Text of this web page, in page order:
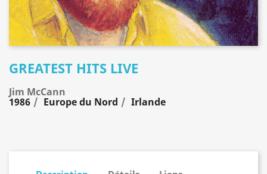
GREATEST HITS LIVE
Jim McCann
1986 Europe du Nord Irlande